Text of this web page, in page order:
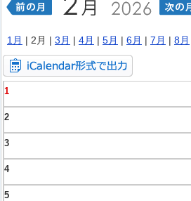
1月 | 2月 | 3月 | 4月 | 5月 | 6月 | 7月 | 8月
1
2
3
4
5